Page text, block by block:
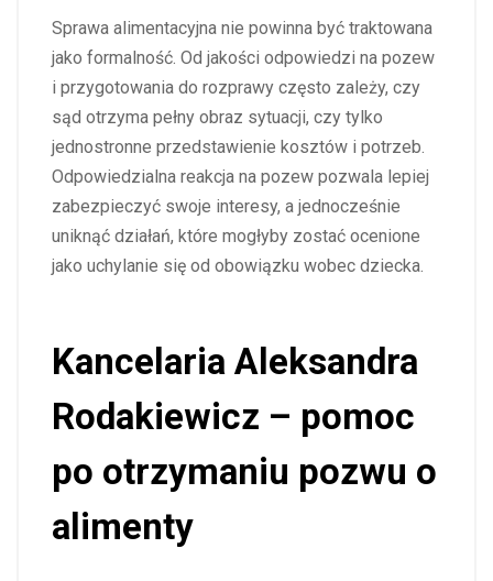
Sprawa alimentacyjna nie powinna być traktowana
jako formalność. Od jakości odpowiedzi na pozew
i przygotowania do rozprawy często zależy, czy
sąd otrzyma pełny obraz sytuacji, czy tylko
jednostronne przedstawienie kosztów i potrzeb.
Odpowiedzialna reakcja na pozew pozwala lepiej
zabezpieczyć swoje interesy, a jednocześnie
uniknąć działań, które mogłyby zostać ocenione
jako uchylanie się od obowiązku wobec dziecka.
Kancelaria Aleksandra
Rodakiewicz – pomoc
po otrzymaniu pozwu o
alimenty